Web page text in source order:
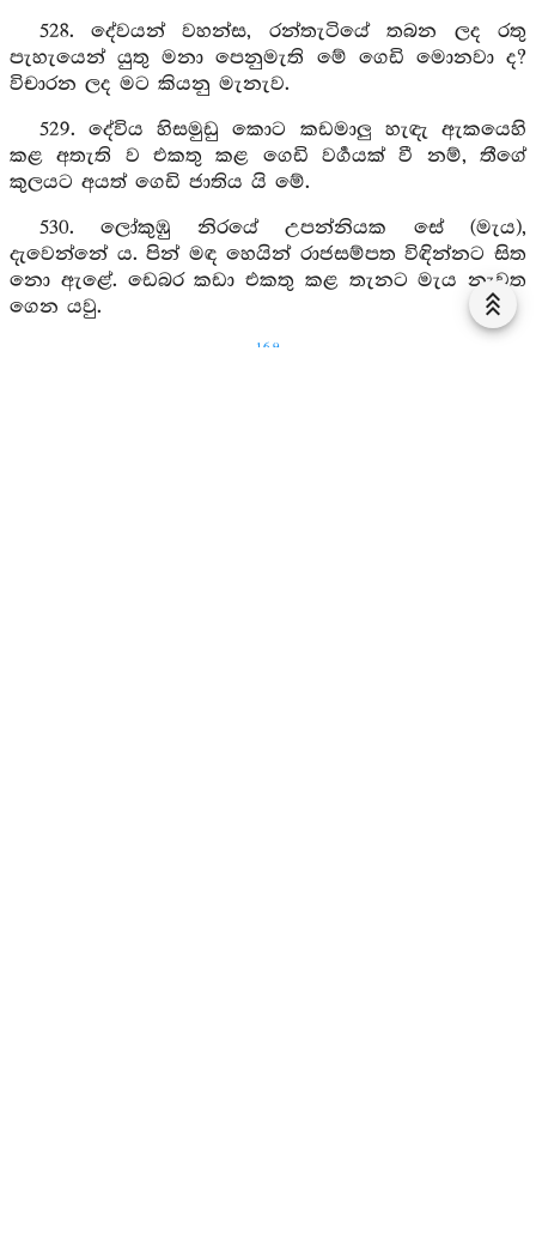
528. දේවයන් වහන්ස, රන්තැටියේ තබන ලද රතු
පැහැයෙන් යුතු මනා පෙනුමැති මේ ගෙඩි මොනවා ද?
විචාරන ලද මට කියනු මැනැව.
529. දේවිය හිසමුඩු කොට කඩමාලු හැඳැ ඇකයෙහි
කළ අතැති ව එකතු කළ ගෙඩි වර්‍ගයක් වී නම්, තීගේ
කුලයට අයත් ගෙඩි ජාතිය යි මේ.
530. ලෝකුඹු නිරයේ උපන්නියක සේ (මැය),
දැවෙන්නේ ය. පින් මඳ හෙයින් රාජසම්පත විඳින්නට සිත
නො ඇළේ. ඩෙබර කඩා එකතු කළ තැනට මැය නැවත
ගෙන යවු.
169